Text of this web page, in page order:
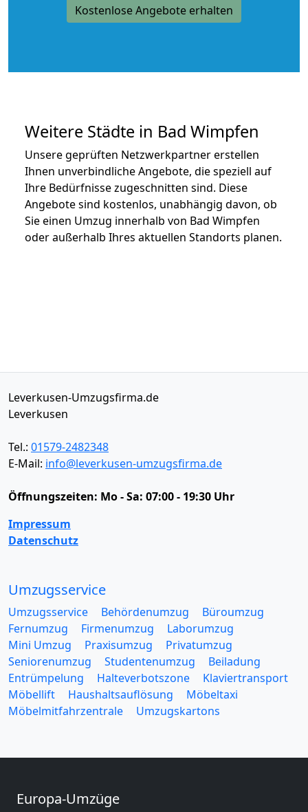
Kostenlose Angebote erhalten
Weitere Städte in Bad Wimpfen
Unsere geprüften Netzwerkpartner erstellen
Ihnen unverbindliche Angebote, die speziell auf
Ihre Bedürfnisse zugeschnitten sind. Diese
Angebote sind kostenlos, unabhängig davon, ob
Sie einen Umzug innerhalb von Bad Wimpfen
oder außerhalb Ihres aktuellen Standorts planen.
Leverkusen-Umzugsfirma.de
Leverkusen
Tel.: 01579-2482348
E-Mail: info@leverkusen-umzugsfirma.de
Öffnungszeiten: Mo - Sa: 07:00 - 19:30 Uhr
Impressum
Datenschutz
Umzugsservice
Umzugsservice Behördenumzug
Büroumzug
Fernumzug
Firmenumzug
Laborumzug
Mini Umzug
Praxisumzug
Privatumzug
Seniorenumzug
Studentenumzug
Beiladung
Entrümpelung
Halteverbotszone
Klaviertransport
Möbellift
Haushaltsauflösung
Möbeltaxi
Möbelmitfahrzentrale
Umzugskartons
Europa-Umzüge